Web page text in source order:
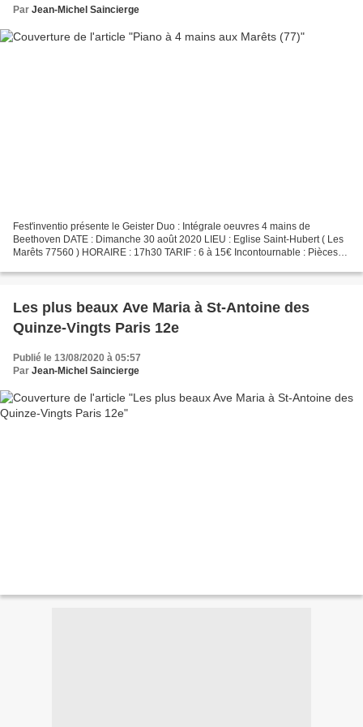
Par Jean-Michel Saincierge
Fest'inventio présente le Geister Duo : Intégrale oeuvres 4 mains de
Beethoven DATE : Dimanche 30 août 2020 LIEU : Eglise Saint-Hubert ( Les
Marêts 77560 ) HORAIRE : 17h30 TARIF : 6 à 15€ Incontournable : Pièces
Les plus beaux Ave Maria à St-Antoine des
Quinze-Vingts Paris 12e
Publié le 13/08/2020 à 05:57
Par Jean-Michel Saincierge